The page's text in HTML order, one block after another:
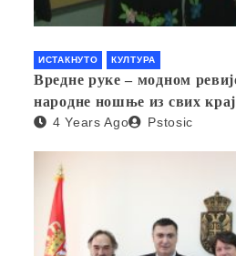
ИСТАКНУТО КУЛТУРА
Вредне руке – модном
народне ношње из свих
4 Years Ago Pstosic